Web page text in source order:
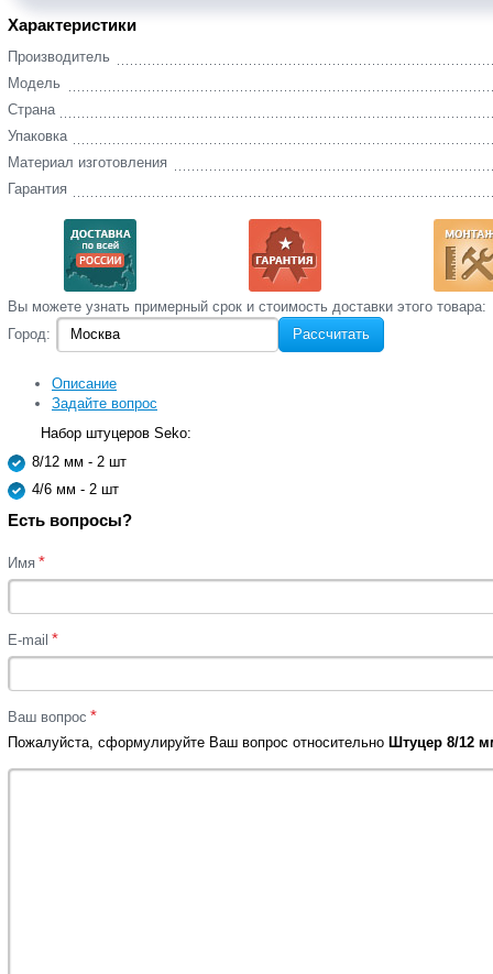
Характеристики
Производитель
Модель
Страна
Упаковка
Материал изготовления
Гарантия
Вы‌ можете‌ узнать‌ примерный срок и стоимость‌ доставки этого товара:
Город:
Рассчитать
Описание
Задайте вопрос
Набор штуцеров Seko:
8/12 мм - 2 шт
4/6 мм - 2 шт
Есть вопросы?
Имя *
E-mail *
Ваш вопрос *
Пожалуйста, сформулируйте Ваш вопрос относительно Штуцер 8/12